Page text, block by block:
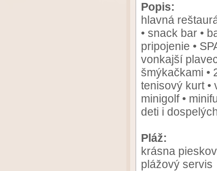
Popis:
hlavná
• snack bar •
pripojenie •
vonkajší
šmýkačkami •
tenisový kurt •
minigolf •
deti i
Pláž:
krásna
plážový servis